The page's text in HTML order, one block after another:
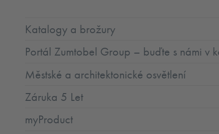
Katalogy a brožury
Portál Zumtobel Group – buďte s námi v
Městské a architektonické osvětlení
Záruka 5 Let
myProduct